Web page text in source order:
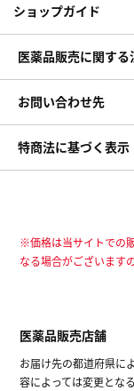
ショップガイド
医薬品販売に関する
お問い合わせ先
特商法に基づく表示
※価格は当サイトでの
なる場合がございます
医薬品販売店舗
お届け先の都道府県に
容によっては変更とな